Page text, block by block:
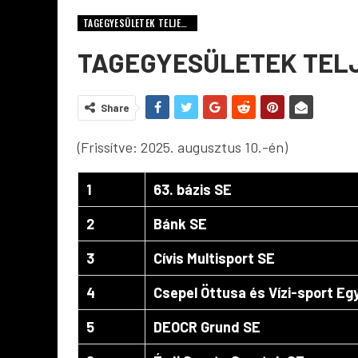
TAGEGYESÜLETEK TELJES LISTA (KATTINTS A LENTI SZÖVEGRE!)
TAGEGYESÜLETEK
Share
(Frissítve: 2025. augusztus 10.-én)
1
63. bázis SE
2
Bánk SE
3
Cívis Multisport SE
4
Csepel Öttusa és Vízi-sport
5
DEOCR Grund SE